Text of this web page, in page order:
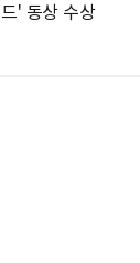
' 동상 수상